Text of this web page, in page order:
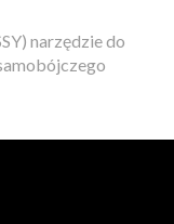
narzędzie do